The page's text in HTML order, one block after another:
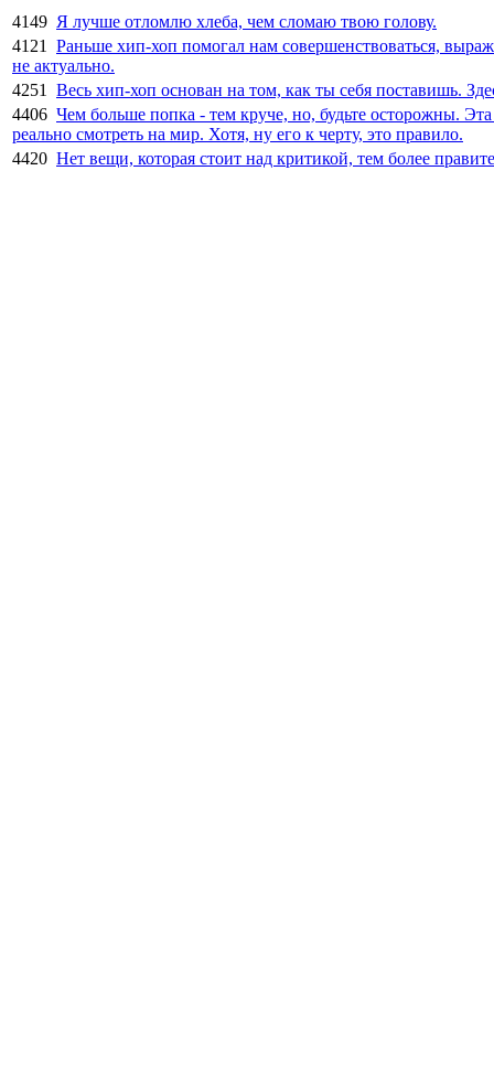
4149 Я лучше отломлю хлеба, чем сломаю твою голову.
4121
Раньше хип-хоп помогал нам совершенствоваться,
не актуально.
4251
Весь хип-хоп основан на том, как ты себя поставишь.
4406 Чем больше попка - тем круче, но, будьте осторожны.
реально смотреть на мир. Хотя, ну его к черту, это правило.
4420 Нет вещи, которая стоит над критикой, тем более